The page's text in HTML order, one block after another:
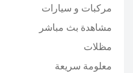
مركبات و سيارات
مشاهدة بث مباشر
مظلات
معلومة سريعة